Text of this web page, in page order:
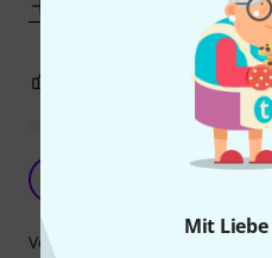
Mit
Mein
Verarbeitung